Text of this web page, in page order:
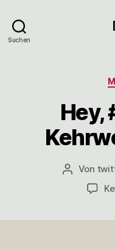
Suchen
Hey,
Von